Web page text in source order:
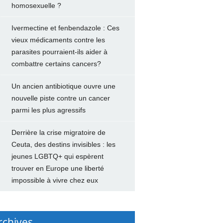
homosexuelle ?
Ivermectine et fenbendazole : Ces
vieux médicaments contre les
parasites pourraient-ils aider à
combattre certains cancers?
Un ancien antibiotique ouvre une
nouvelle piste contre un cancer
parmi les plus agressifs
Derrière la crise migratoire de
Ceuta, des destins invisibles : les
jeunes LGBTQ+ qui espèrent
trouver en Europe une liberté
impossible à vivre chez eux